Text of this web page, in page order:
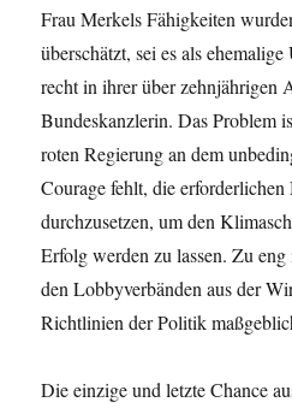
Frau Merkels Fähigkeiten
überschätzt, sei es als
recht in ihrer über zehnjährigen
Bundeskanzlerin. Das Problem
roten Regierung an dem
Courage fehlt, die erforderlichen
durchzusetzen, um den
Erfolg werden zu lassen. Zu
den Lobbyverbänden aus der
Richtlinien der Politik
Die einzige und letzte Chance